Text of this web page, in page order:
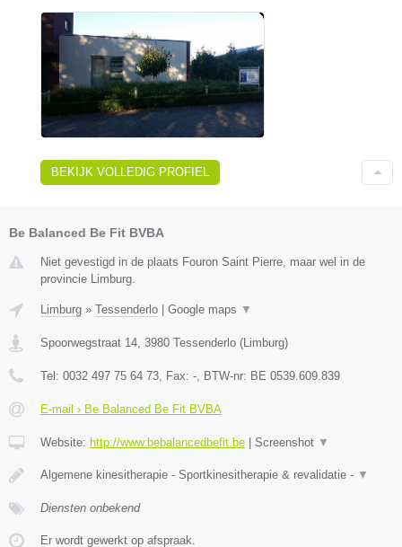
BEKIJK VOLLEDIG PROFIEL
Be Balanced Be Fit BVBA
Niet gevestigd in de plaats Fouron Saint Pierre, maar wel in de
provincie Limburg.
Limburg » Tessenderlo | Google maps ▼
Spoorwegstraat 14 3980 Tessenderlo (Limburg)
Tel: 0032 497 75 64 73 , Fax: - , BTW-nr: BE 0539.609.839
E-mail › Be Balanced Be Fit BVBA
Website: http://www.bebalancedbefit.be | Screenshot ▼
Algemene kinesitherapie - Sportkinesitherapie & revalidatie - ▼
Diensten onbekend
Er wordt gewerkt op afspraak.